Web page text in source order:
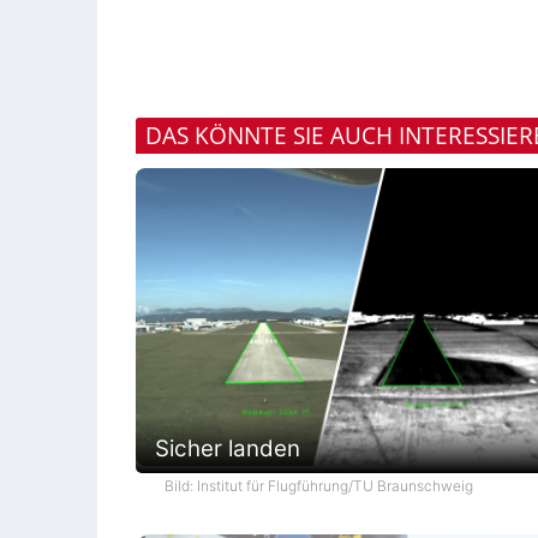
DAS KÖNNTE SIE AUCH
Sicher landen
Bild: Institut für Flugführung/TU Braunschweig